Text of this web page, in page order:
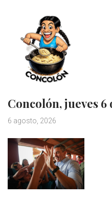
Concolón, jueves 6
6 agosto, 2026